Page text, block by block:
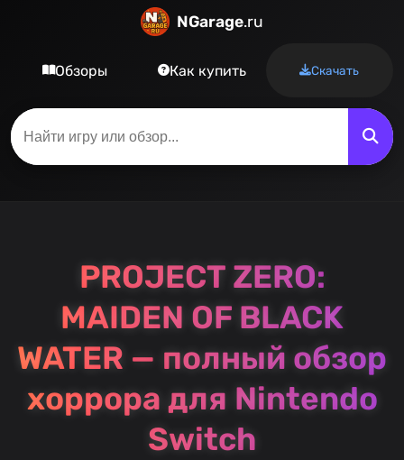
NGarage.ru
Обзоры Как купить Скачать
PROJECT ZERO:
MAIDEN OF BLACK
WATER — полный обзор
хоррора для Nintendo
Switch